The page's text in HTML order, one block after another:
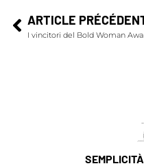
ARTICLE